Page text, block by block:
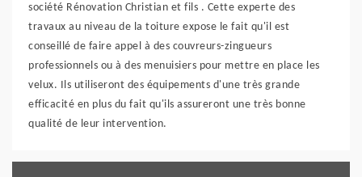
société Rénovation Christian et fils . Cette experte des
travaux au niveau de la toiture expose le fait qu'il est
conseillé de faire appel à des couvreurs-zingueurs
professionnels ou à des menuisiers pour mettre en place les
velux. Ils utiliseront des équipements d'une très grande
efficacité en plus du fait qu'ils assureront une très bonne
qualité de leur intervention.